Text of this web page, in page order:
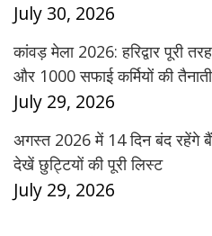
July 30, 2026
कांवड़ मेला 2026: हरिद्वार पूरी
और 1000 सफाई कर्मियों की तैनाती
July 29, 2026
अगस्त 2026 में 14 दिन बंद रहेंगे
देखें छुट्टियों की पूरी लिस्ट
July 29, 2026